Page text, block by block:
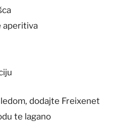
aperitiva
dodajte Freixenet
te lagano